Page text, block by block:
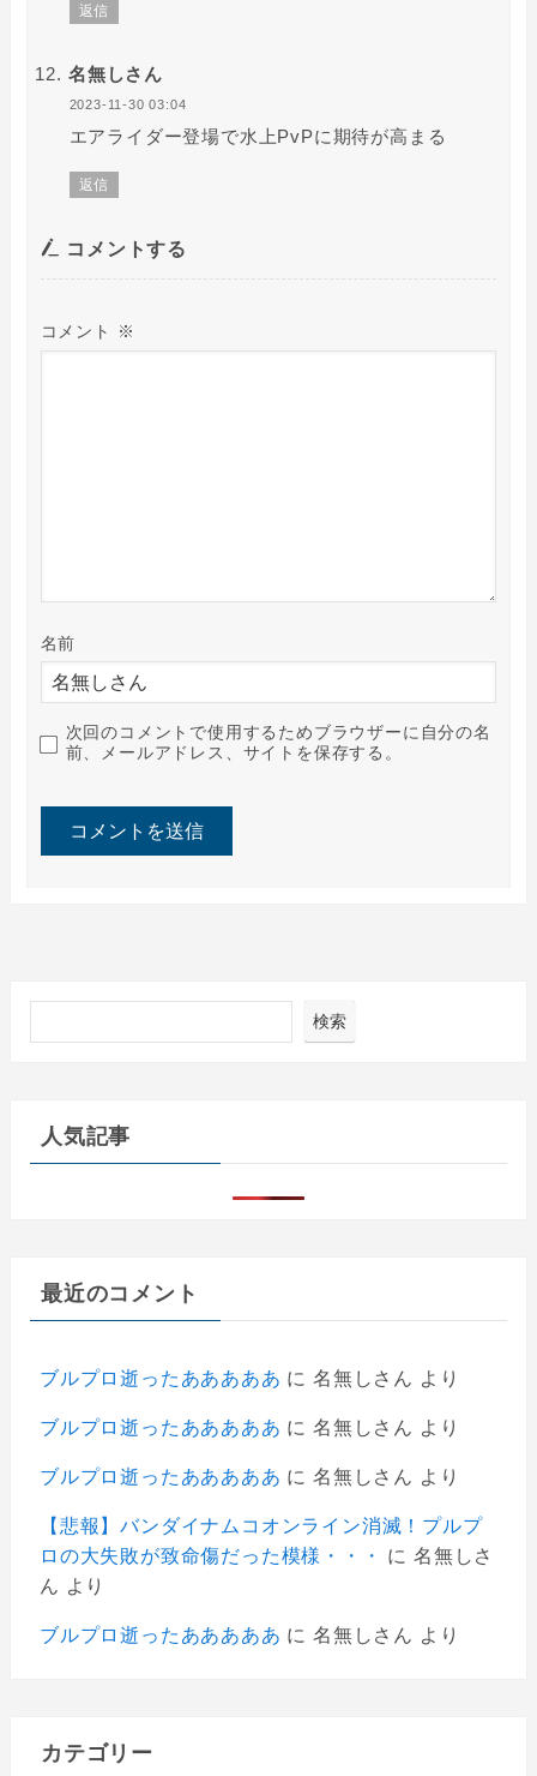
返信
名無しさん
2023-11-30 03:04
エアライダー登場で水上PvPに期待が高まる
返信
コメントする
コメント ※
名前
次回のコメントで使用するためブラウザーに自分の名
前、メールアドレス、サイトを保存する。
検索
人気記事
最近のコメント
ブルプロ逝ったあああああ に 名無しさん より
ブルプロ逝ったあああああ に 名無しさん より
ブルプロ逝ったあああああ に 名無しさん より
【悲報】バンダイナムコオンライン消滅！プルプ
ロの大失敗が致命傷だった模様・・・
に 名無しさ
ん より
ブルプロ逝ったあああああ に 名無しさん より
カテゴリー